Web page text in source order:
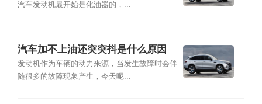
汽车发动机最开始是化油器的，...
汽车加不上油还突突抖是什么原因
发动机作为车辆的动力来源，当发生故障时会伴
随很多的故障现象产生，今天呢...